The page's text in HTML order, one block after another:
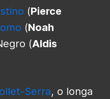
(Pierce
(Noah
(Aldis
Serra, o longa